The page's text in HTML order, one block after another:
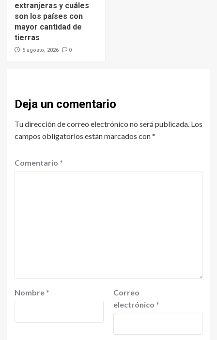
extranjeras y cuáles
son los países con
mayor cantidad de
tierras
5 agosto, 2026 0
Deja un comentario
Tu dirección de correo electrónico no será publicada. Los
campos obligatorios están marcados con*
Comentario *
Nombre *
Correo
electrónico *